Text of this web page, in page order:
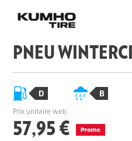
PNEU
D B
Prix unitaire web
57,95 €